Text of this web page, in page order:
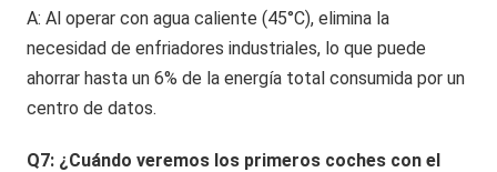
A: Al operar con agua caliente (45°C), elimina la
necesidad de enfriadores industriales, lo que puede
ahorrar hasta un 6% de la energía total consumida por un
centro de datos.
Q7: ¿Cuándo veremos los primeros coches con el